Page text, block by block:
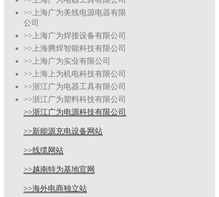
>>上海广为美线电源电器有限
公司
>>上海广为焊接设备有限公司
>>上海腾焊智能科技有限公司
>>上海广为实业有限公司
>>上海上为机电科技有限公司
>>浙江广为电器工具有限公司
>>浙江广为塑料科技有限公司
>>浙江广为电源科技有限公司
>>新能源充电设备网站
>>线缆网站
>>越南特为基地官网
>>海外电商独立站